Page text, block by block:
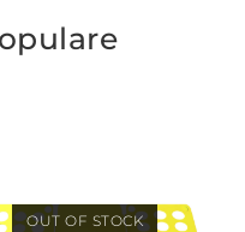
OUT OF STOCK